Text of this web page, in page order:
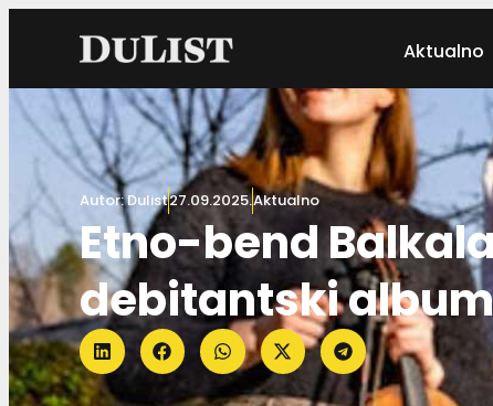
Aktualno
Autor:Dulist27.09.2025.Aktualno
Etno-bend
debitantski album